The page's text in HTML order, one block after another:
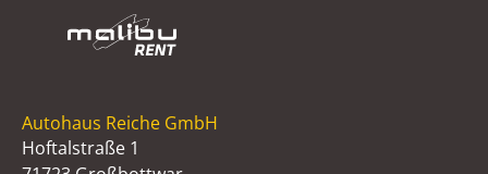
Autohaus Reiche GmbH
Hoftalstraße 1